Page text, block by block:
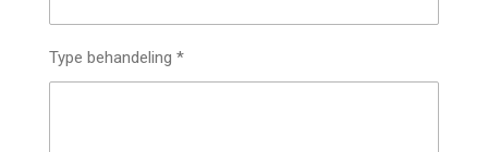
Type behandeling *